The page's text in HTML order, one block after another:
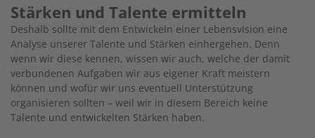
Stärken und Talente ermitteln
Deshalb sollte mit dem Entwickeln einer Lebensvision eine
Analyse unserer Talente und Stärken einhergehen. Denn
wenn wir diese kennen, wissen wir auch, welche der damit
verbundenen Aufgaben wir aus eigener Kraft meistern
können und wofür wir uns eventuell Unterstützung
organisieren sollten – weil wir in diesem Bereich keine
Talente und entwickelten Stärken haben.